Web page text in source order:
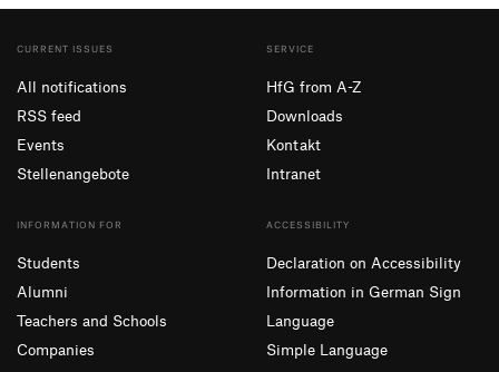
CURRENT ISSUES
All notifications
RSS feed
Events
Stellenangebote
SERVICE
HfG from A-Z
Downloads
Kontakt
Intranet
INFORMATION FOR
Students
Alumni
Teachers and Schools
Companies
ACCESSIBILITY
Declaration on Accessibility
Information in German Sign
Language
Simple Language